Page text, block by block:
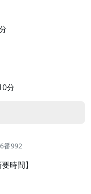
分
番992
時間】